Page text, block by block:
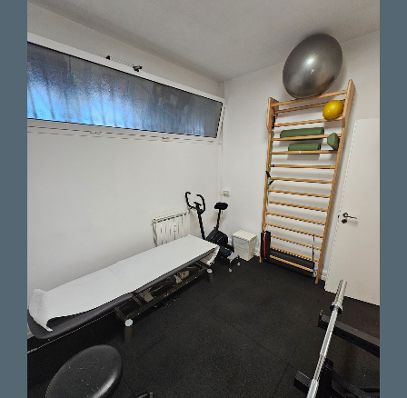
Paziente
Con pochissime sedute ed
esercizi mirati è riuscito a
risolvere un problema alla
schiena che mi portavo avanti
da mesi. Molto rassicurante,
preciso e professionale, lo
consiglio vivamente!